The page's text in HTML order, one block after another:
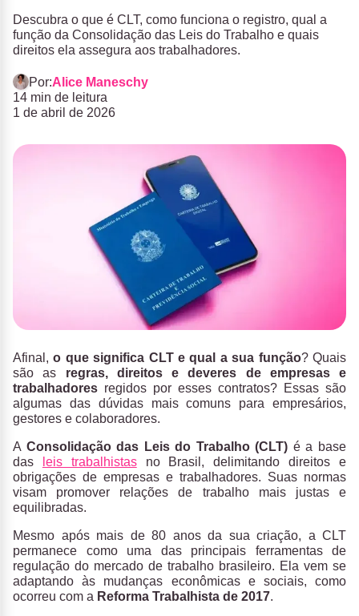
Descubra o que é CLT, como funciona o registro, qual a
função da Consolidação das Leis do Trabalho e quais
direitos ela assegura aos trabalhadores.
Por:Alice Maneschy
14 min de leitura
1 de abril de 2026
Afinal, o que significa CLT e qual a sua função? Quais
são as regras, direitos e deveres de empresas e
trabalhadores regidos por esses contratos? Essas são
algumas das dúvidas mais comuns para empresários,
gestores e colaboradores.
A Consolidação das Leis do Trabalho (CLT) é a base
das
leis trabalhistasno Brasil, delimitando direitos e
obrigações de empresas e trabalhadores. Suas normas
visam promover relações de trabalho mais justas e
equilibradas.
Mesmo após mais de 80 anos da sua criação, a CLT
permanece como uma das principais ferramentas de
regulação do mercado de trabalho brasileiro. Ela vem se
adaptando às mudanças econômicas e sociais, como
ocorreu com a Reforma Trabalhista de 2017.